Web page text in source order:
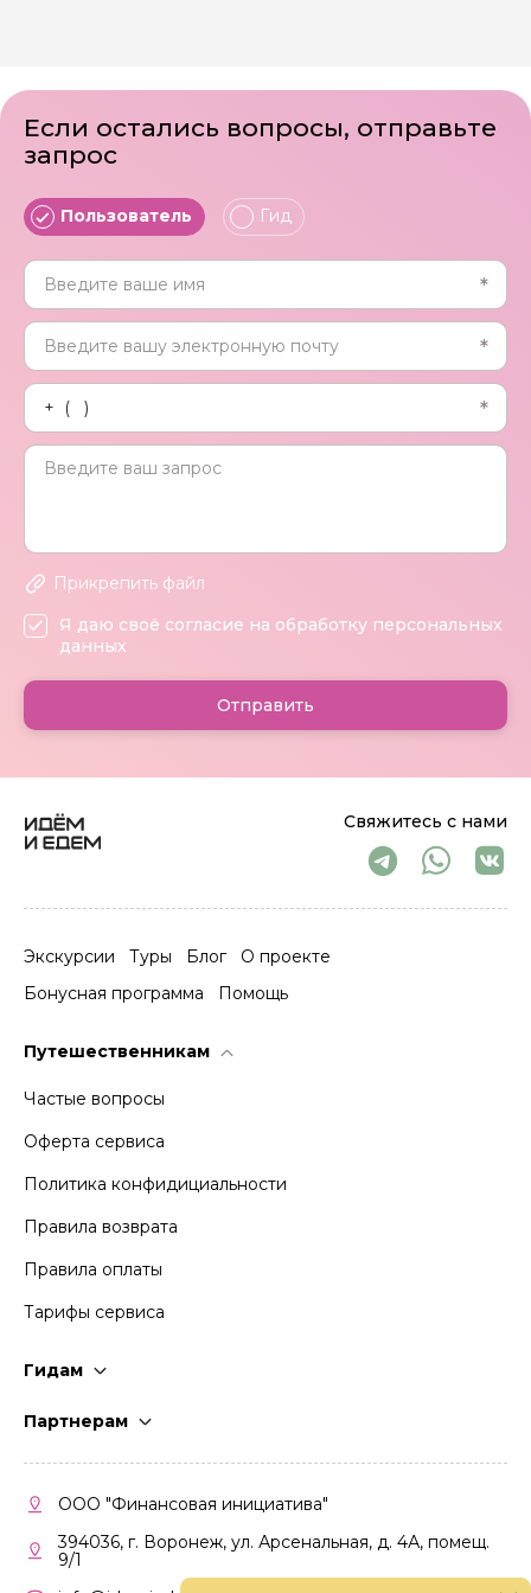
Свяжитесь с нами
Экскурсии Туры Блог
О проекте
Бонусная программа
Помощь
Путешественникам
Частые вопросы
Оферта сервиса
Политика конфидициальности
Правила возврата
Правила оплаты
Тарифы сервиса
Гидам
Партнерам
Кабинет партнера
Правила участия
ООО "Финансовая инициатива"
394036, г. Воронеж, ул. Арсенальная, д. 4А, помещ.
9/1
Если остались вопросы, отправьте
запрос
Пользователь Гид
Прикрепить файл
Я даю своё согласие на обработку персональных
данных
Отправить